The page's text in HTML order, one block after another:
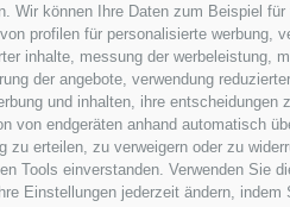
Wir können Ihre Daten zum Beispiel
profilen für personalisierte werbung,
inhalte, messung der
der angebote, verwendung
und inhalten, ihre
von endgeräten anhand automatisch
erteilen, zu verweigern oder zu
Tools einverstanden. Verwenden Sie
Einstellungen jederzeit ändern,